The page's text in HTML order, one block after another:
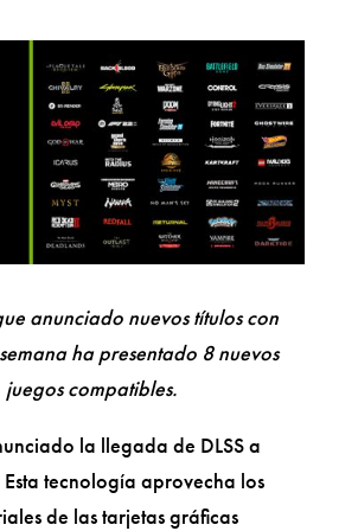
anunciado nuevos títulos con
semana ha presentado 8 nuevos
juegos compatibles.
la llegada de DLSS a
tecnología aprovecha los
de las tarjetas gráficas